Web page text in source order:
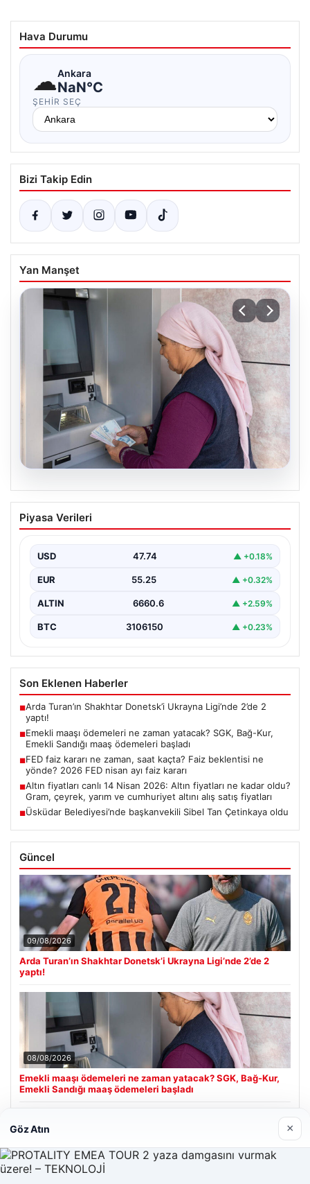
Hava Durumu
☁Ankara
NaN°C
ŞEHIR SEÇ
Bizi Takip Edin
Yan Manşet
08.08.2026
Emekli maaşı ödemeleri ne zaman
yatacak? SGK, Bağ-Kur, Emekli Sandığı
Piyasa Verileri
USD 47.74 ▲ +0.18%
EUR 55.25 ▲ +0.32%
ALTIN 6660.6 ▲ +2.59%
BTC 3106150 ▲ +0.23%
Son Eklenen Haberler
■Arda Turan’ın Shakhtar Donetsk’i Ukrayna Ligi’nde 2’de 2
yaptı!
■Emekli maaşı ödemeleri ne zaman yatacak? SGK, Bağ-Kur,
Emekli Sandığı maaş ödemeleri başladı
■FED faiz kararı ne zaman, saat kaçta? Faiz beklentisi ne
yönde? 2026 FED nisan ayı faiz kararı
■Altın fiyatları canlı 14 Nisan 2026: Altın fiyatları ne kadar oldu?
Gram, çeyrek, yarım ve cumhuriyet altını alış satış fiyatları
■Üsküdar Belediyesi’nde başkanvekili Sibel Tan Çetinkaya oldu
Güncel
09/08/2026
Arda Turan’ın Shakhtar Donetsk’i Ukrayna Ligi’nde 2’de 2
yaptı!
08/08/2026
Emekli maaşı ödemeleri ne zaman yatacak? SGK, Bağ-Kur,
Emekli Sandığı maaş ödemeleri başladı
Son Eklenen Firmalar
Göz Atın ×